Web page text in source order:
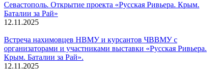
Севастополь. Открытие проекта «Русская Ривьера. Крым.
Баталии за Рай»
12.11.2025
Встреча нахимовцев НВМУ и курсантов ЧВВМУ с
организаторами и участниками выставки «Русская Ривьера.
Крым. Баталии за Рай».
12.11.2025